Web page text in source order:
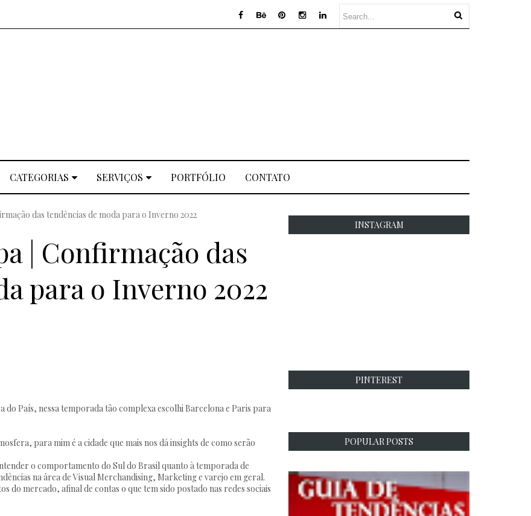
CATEGORIAS SERVIÇOS PORTFÓLIO CONTATO
das tendências de moda para o Inverno 2022
| Confirmação das
para o Inverno 2022
País, nessa temporada tão complexa escolhi Barcelona e Paris para
para mim é a cidade que mais nos dá insights de como serão
o comportamento do Sul do Brasil quanto à temporada de
na área de Visual Merchandising, Marketing e varejo em geral.
do mercado, afinal de contas o que tem sido postado nas redes sociais
INSTAGRAM
PINTEREST
POPULAR POSTS